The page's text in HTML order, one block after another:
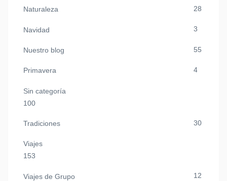
Naturaleza 28
Navidad 3
Nuestro blog 55
Primavera 4
Sin categoría
100
Tradiciones 30
Viajes
153
Viajes de Grupo 12